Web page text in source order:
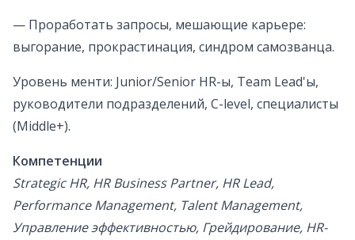
— Проработать запросы, мешающие карьере:
выгорание, прокрастинация, синдром самозванца.
Уровень менти: Junior/Senior HR-ы, Team Lead'ы,
руководители подразделений, C-level, специалисты
(Middle+).
Компетенции
Strategic HR, HR Business Partner, HR Lead,
Performance Management, Talent Management,
Управление эффективностью, Грейдирование, HR-